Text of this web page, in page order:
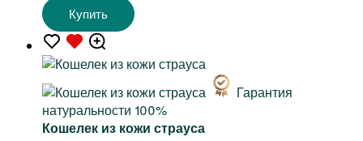
Купить
Гарантия
натуральности 100%
Кошелек из кожи страуса